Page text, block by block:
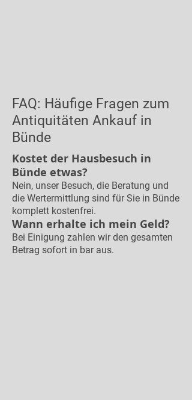
FAQ: Häufige Fragen zum
Antiquitäten Ankauf in
Bünde
Kostet der Hausbesuch in
Bünde etwas?
Nein, unser Besuch, die Beratung und
die Wertermittlung sind für Sie in Bünde
komplett kostenfrei.
Wann erhalte ich mein Geld?
Bei Einigung zahlen wir den gesamten
Betrag sofort in bar aus.